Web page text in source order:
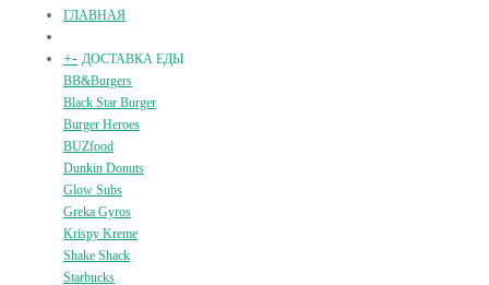
ГЛАВНАЯ
+- ДОСТАВКА ЕДЫ
BB&Burgers
Black Star Burger
Burger Heroes
BUZfood
Dunkin Donuts
Glow Subs
Greka Gyros
Krispy Kreme
Shake Shack
Starbucks